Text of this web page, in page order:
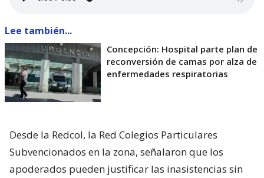
Lee también...
Concepción: Hospital parte plan de
reconversión de camas por alza de
enfermedades respiratorias
Desde la Redcol, la Red Colegios Particulares
Subvencionados en la zona, señalaron que los
apoderados pueden justificar las inasistencias sin